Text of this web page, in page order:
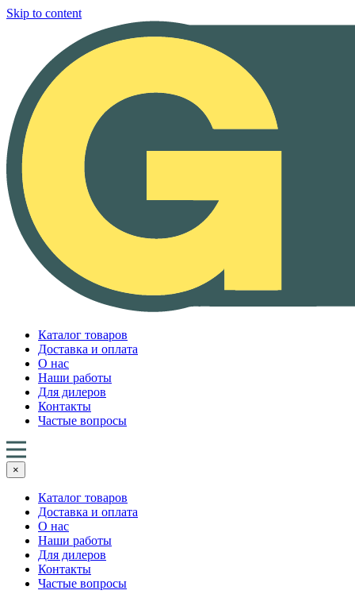
Skip to content
Каталог товаров
Доставка и оплата
О нас
Наши работы
Для дилеров
Контакты
Частые вопросы
×
Каталог товаров
Доставка и оплата
О нас
Наши работы
Для дилеров
Контакты
Частые вопросы